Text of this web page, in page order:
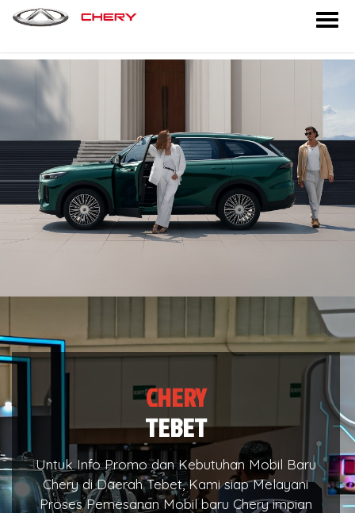
CHERY
TEBET
Untuk Info Promo dan Kebutuhan Mobil Baru
Chery di Daerah Tebet, Kami siap Melayani
Proses Pemesanan Mobil baru Chery impian